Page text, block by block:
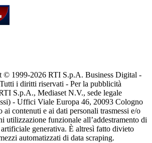
© 1999-2026 RTI S.p.A. Business Digital -
i diritti riservati - Per la pubblicità
S.p.A., Mediaset N.V., sede legale
- Uffici Viale Europa 46, 20093 Cologno
ai contenuti e ai dati personali trasmessi e/o
utilizzazione funzionale all’addestramento di
generativa. È altresì fatto divieto
automatizzati di data scraping.